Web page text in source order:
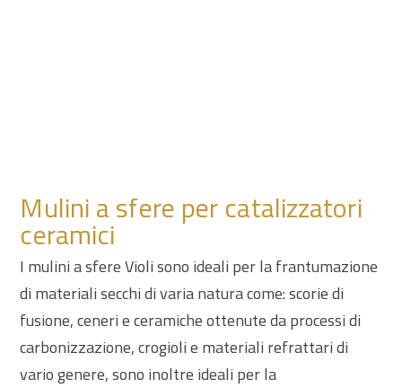
Mulini a sfere per catalizzatori
ceramici
I mulini a sfere Violi sono ideali per la frantumazione
di materiali secchi di varia natura come: scorie di
fusione, ceneri e ceramiche ottenute da processi di
carbonizzazione, crogioli e materiali refrattari di
vario genere, sono inoltre ideali per la